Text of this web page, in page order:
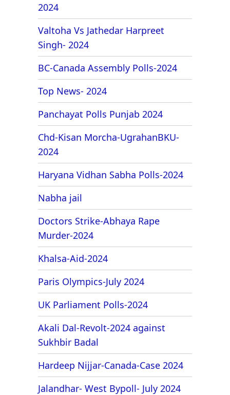
2024
Valtoha Vs Jathedar Harpreet
Singh- 2024
BC-Canada Assembly Polls-2024
Top News- 2024
Panchayat Polls Punjab 2024
Chd-Kisan Morcha-UgrahanBKU-
2024
Haryana Vidhan Sabha Polls-2024
Nabha jail
Doctors Strike-Abhaya Rape
Murder-2024
Khalsa-Aid-2024
Paris Olympics-July 2024
UK Parliament Polls-2024
Akali Dal-Revolt-2024 against
Sukhbir Badal
Hardeep Nijjar-Canada-Case 2024
Jalandhar- West Bypoll- July 2024